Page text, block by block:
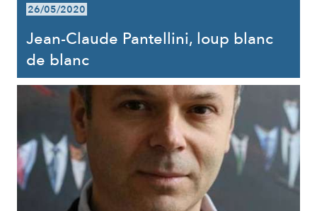
26/05/2020
Jean-Claude Pantellini, loup blanc
de blanc